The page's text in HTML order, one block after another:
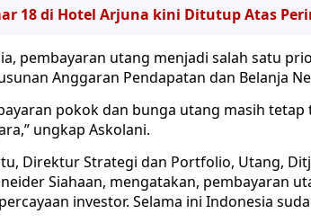
18 di Hotel Arjuna kini Ditutup Atas
pembayaran utang menjadi salah satu
Anggaran Pendapatan dan Belanja
pokok dan bunga utang masih
ungkap Askolani.
Direktur Strategi dan Portfolio, Utang,
Siahaan, mengatakan, pembayaran
investor. Selama ini Indonesia